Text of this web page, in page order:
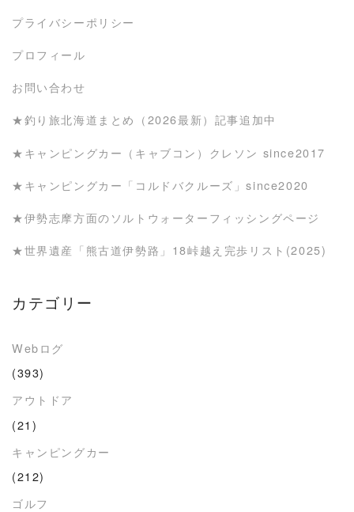
プライバシーポリシー
プロフィール
お問い合わせ
★釣り旅北海道まとめ（2026最新）記事追加中
★キャンピングカー（キャブコン）クレソン since2017
★キャンピングカー「コルドバクルーズ」since2020
★伊勢志摩方面のソルトウォーターフィッシングページ
★世界遺産「熊古道伊勢路」18峠越え完歩リスト(2025)
カテゴリー
Webログ
(393)
アウトドア
(21)
キャンピングカー
(212)
ゴルフ